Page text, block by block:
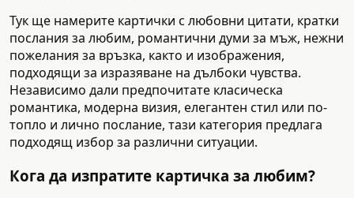
Тук ще намерите картички с любовни цитати, кратки
послания за любим, романтични думи за мъж, нежни
пожелания за връзка, както и изображения,
подходящи за изразяване на дълбоки чувства.
Независимо дали предпочитате класическа
романтика, модерна визия, елегантен стил или по-
топло и лично послание, тази категория предлага
подходящ избор за различни ситуации.
Кога да изпратите картичка за любим?